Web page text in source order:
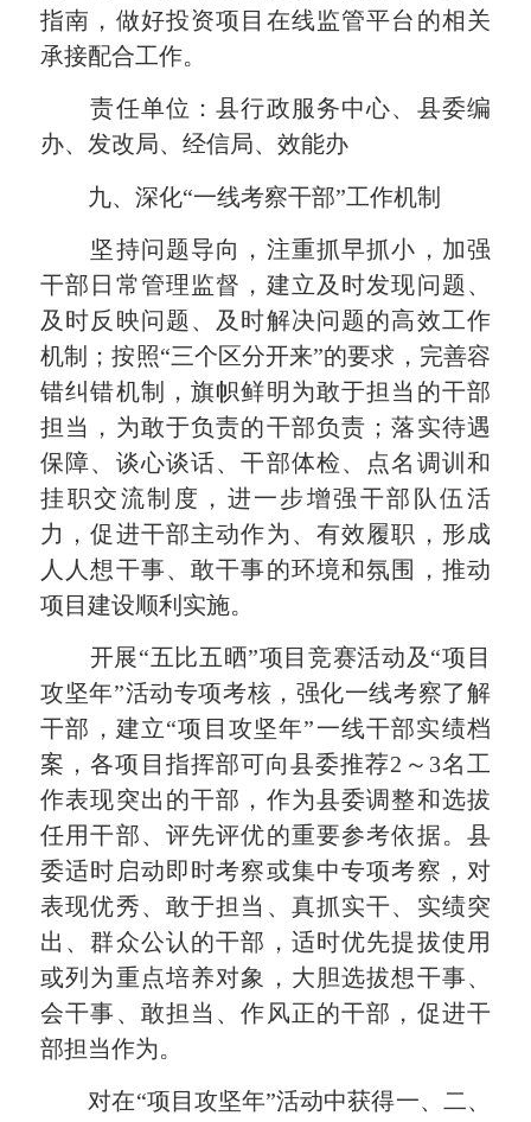
指南，做好投资项目在线监管平台的相关
承接配合工作。
责任单位：县行政服务中心、县委编
办、发改局、经信局、效能办
九、深化“一线考察干部”工作机制
坚持问题导向，注重抓早抓小，加强
干部日常管理监督，建立及时发现问题、
及时反映问题、及时解决问题的高效工作
机制；按照“三个区分开来”的要求，完善容
错纠错机制，旗帜鲜明为敢于担当的干部
担当，为敢于负责的干部负责；落实待遇
保障、谈心谈话、干部体检、点名调训和
挂职交流制度，进一步增强干部队伍活
力，促进干部主动作为、有效履职，形成
人人想干事、敢干事的环境和氛围，推动
项目建设顺利实施。
开展“五比五晒”项目竞赛活动及“项目
攻坚年”活动专项考核，强化一线考察了解
干部，建立“项目攻坚年”一线干部实绩档
案，各项目指挥部可向县委推荐2～3名工
作表现突出的干部，作为县委调整和选拔
任用干部、评先评优的重要参考依据。县
委适时启动即时考察或集中专项考察，对
表现优秀、敢于担当、真抓实干、实绩突
出、群众公认的干部，适时优先提拔使用
或列为重点培养对象，大胆选拔想干事、
会干事、敢担当、作风正的干部，促进干
部担当作为。
对在“项目攻坚年”活动中获得一、二、